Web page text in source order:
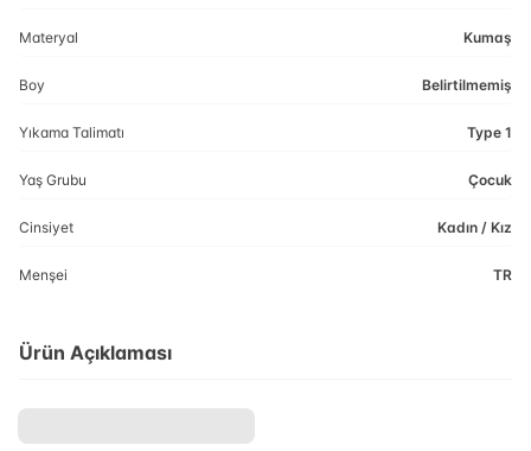
Materyal Kumaş
Boy Belirtilmemiş
Yıkama Talimatı Type 1
Yaş Grubu Çocuk
Cinsiyet Kadın / Kız
Menşei TR
Ürün Açıklaması